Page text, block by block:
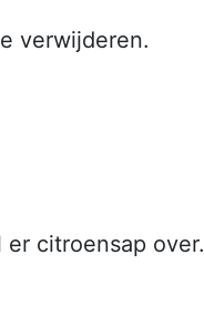
verwijderen.
citroensap over.